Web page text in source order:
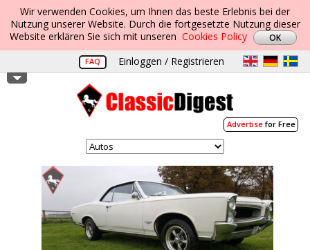
Wir verwenden Cookies, um Ihnen das beste Erlebnis bei der
Nutzung unserer Website. Durch die fortgesetzte Nutzung dieser
Website erklären Sie sich mit unseren Cookies Policy
FAQ Einloggen / Registrieren
Advertisefor Free